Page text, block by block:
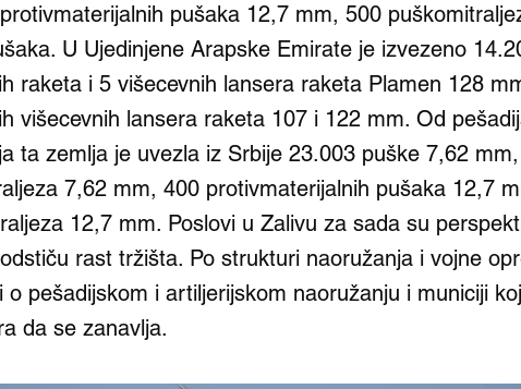
pušaka 12,7 mm, 500
U Ujedinjene Arapske Emirate je izvezeno
raketa i 5 višecevnih lansera raketa Plamen 128
višecevnih lansera raketa 107 i 122 mm. Od
ta zemlja je uvezla iz Srbije 23.003 puške 7,62
7,62 mm, 400 protivmaterijalnih pušaka 12,7
12,7 mm. Poslovi u Zalivu za sada su
rast tržišta. Po strukturi naoružanja i vojne
o pešadijskom i artiljerijskom naoružanju i municiji
da se zanavlja.